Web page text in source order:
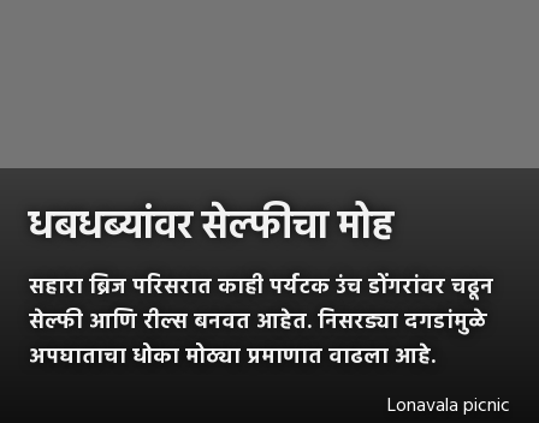
धबधब्यांवर सेल्फीचा मोह
सहारा ब्रिज परिसरात काही पर्यटक उंच डोंगरांवर चढून
सेल्फी आणि रील्स बनवत आहेत. निसरड्या दगडांमुळे
अपघाताचा धोका मोठ्या प्रमाणात वाढला आहे.
Lonavala picnic